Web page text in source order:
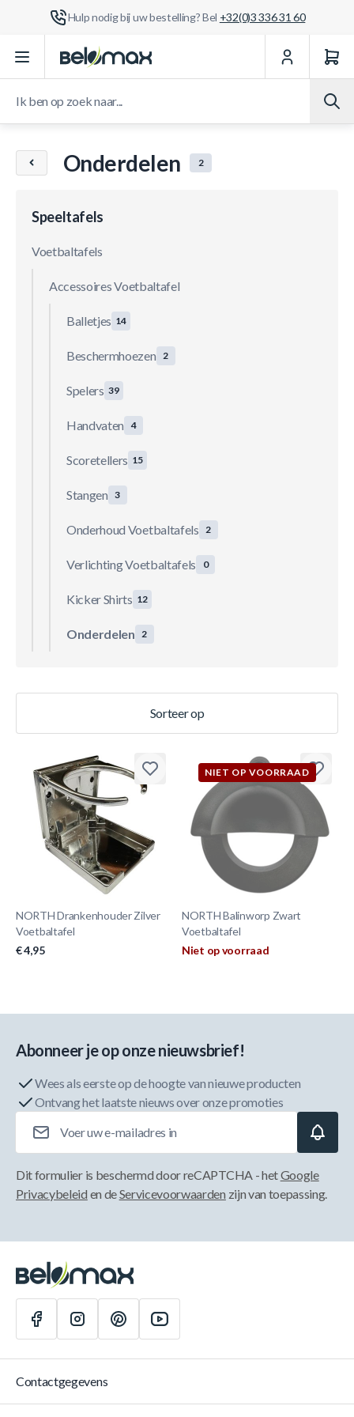
Hulp nodig bij uw bestelling? Bel +32(0)3 336 31 60
Ga naar de inhoud
Onderdelen 2
Speeltafels
Voetbaltafels
Accessoires Voetbaltafel
Balletjes 14
Beschermhoezen 2
Spelers 39
Handvaten 4
Scoretellers 15
Stangen 3
Onderhoud Voetbaltafels 2
Verlichting Voetbaltafels 0
Kicker Shirts 12
Onderdelen 2
Sorteer op
NORTH Drankenhouder Zilver
Voetbaltafel
€ 4,95
NIET OP VOORRAAD
NORTH Balinworp Zwart
Voetbaltafel
Niet op voorraad
Abonneer je op onze nieuwsbrief!
Wees als eerste op de hoogte van nieuwe producten
Ontvang het laatste nieuws over onze promoties
Dit formulier is beschermd door reCAPTCHA - hetGoogle
Privacybeleid en deServicevoorwaarden zijn van toepassing.
Contactgegevens